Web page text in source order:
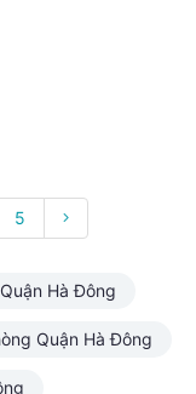
5
Hà Đông
Quận Hà Đông